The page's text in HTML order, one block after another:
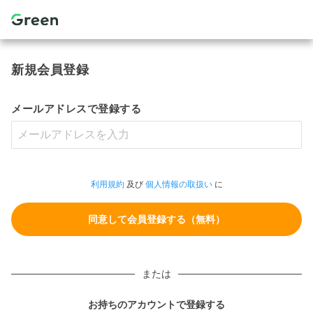
新規会員登録
メールアドレスで登録する
利用規約及び 個人情報の取扱いに
または
お持ちのアカウントで登録する